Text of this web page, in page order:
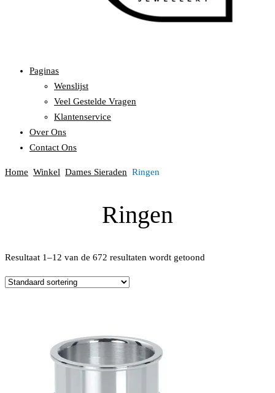
Paginas
Wenslijst
Veel Gestelde Vragen
Klantenservice
Over Ons
Contact Ons
Home Winkel Dames Sieraden Ringen
Ringen
Resultaat 1–12 van de 672 resultaten wordt getoond